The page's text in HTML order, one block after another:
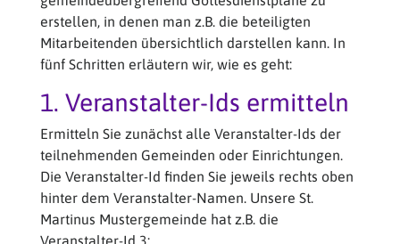
erstellen, in denen man z.B. die beteiligten
Mitarbeitenden übersichtlich darstellen kann. In
fünf Schritten erläutern wir, wie es geht:
1. Veranstalter-Ids ermitteln
Ermitteln Sie zunächst alle Veranstalter-Ids der
teilnehmenden Gemeinden oder Einrichtungen.
Die Veranstalter-Id finden Sie jeweils rechts oben
hinter dem Veranstalter-Namen. Unsere St.
Martinus Mustergemeinde hat z.B. die
Veranstalter-Id 3: